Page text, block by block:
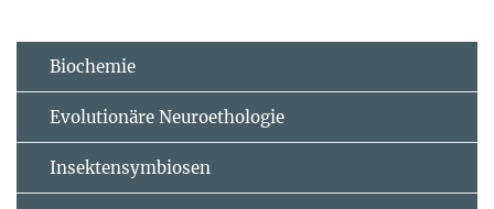
Biochemie
Evolutionäre Neuroethologie
Insektensymbiosen